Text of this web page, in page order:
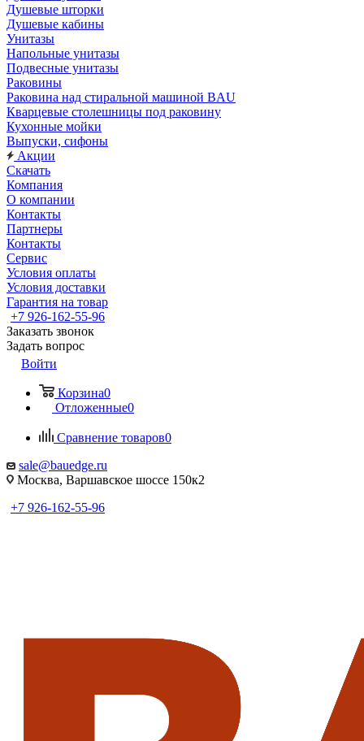
Душевые шторки
Душевые кабины
Унитазы
Напольные унитазы
Подвесные унитазы
Раковины
Раковина над стиральной машиной BAU
Кварцевые столешницы под раковину
Кухонные мойки
Выпуски, сифоны
Акции
Скачать
Компания
О компании
Контакты
Партнеры
Контакты
Сервис
Условия оплаты
Условия доставки
Гарантия на товар
+7 926-162-55-96
Заказать звонок
Задать вопрос
Войти
Корзина0
Отложенные0
Сравнение товаров0
sale@bauedge.ru
Москва, Варшавское шоссе 150к2
+7 926-162-55-96